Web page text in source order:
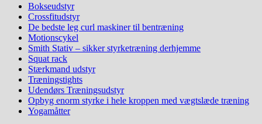
Bokseudstyr
Crossfitudstyr
De bedste leg curl maskiner til bentræning
Motionscykel
Smith Stativ – sikker styrketræning derhjemme
Squat rack
Stærkmand udstyr
Træningstights
Udendørs Træningsudstyr
Opbyg enorm styrke i hele kroppen med vægtslæde træning
Yogamåtter